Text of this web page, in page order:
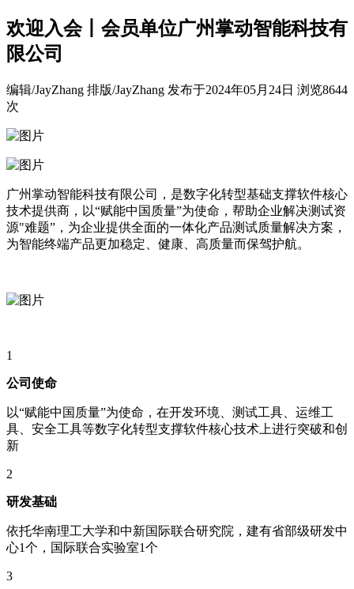
欢迎入会丨会员单位广州掌动智能科技有
限公司
编辑/JayZhang 排版/JayZhang 发布于2024年05月24日 浏览8644
次
广州掌动智能科技有限公司，是数字化转型基础支撑软件核心
技术提供商，以“赋能中国质量”为使命，帮助企业解决测试资
源"难题”，为企业提供全面的一体化产品测试质量解决方案，
为智能终端产品更加稳定、健康、高质量而保驾护航。
1
公司使命
以“赋能中国质量”为使命，在开发环境、测试工具、运维工
具、安全工具等数字化转型支撑软件核心技术上进行突破和创
新
2
研发基础
依托华南理工大学和中新国际联合研究院，建有省部级研发中
心1个，国际联合实验室1个
3